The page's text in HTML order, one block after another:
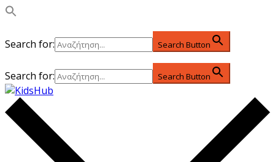
Search for: Search Button
Search for: Search Button